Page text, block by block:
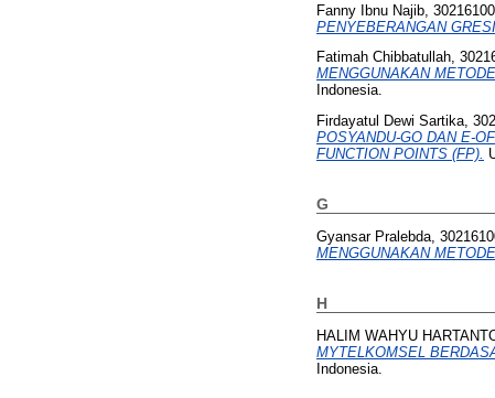
Fanny Ibnu Najib,
PENYEBERANGAN
Fatimah Chibbatullah,
MENGGUNAKAN
Indonesia.
Firdayatul Dewi Sartika,
POSYANDU-GO DAN E-
FUNCTION POINTS (FP).
G
Gyansar Pralebda,
MENGGUNAKAN
H
HALIM WAHYU
MYTELKOMSEL
Indonesia.